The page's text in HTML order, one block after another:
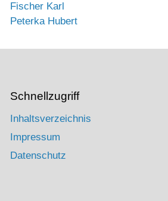
Fischer Karl
Peterka Hubert
Schnellzugriff
Inhaltsverzeichnis
Impressum
Datenschutz